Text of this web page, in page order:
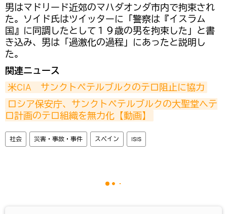
男はマドリード近郊のマハダオンダ市内で拘束され
た。ソイド氏はツイッターに「警察は『イスラム
国』に同調したとして１９歳の男を拘束した」と書
き込み、男は「過激化の過程」にあったと説明し
た。
関連ニュース
米CIA　サンクトペテルブルクのテロ阻止に協力
ロシア保安庁、サンクトペテルブルクの大聖堂へテ
ロ計画のテロ組織を無力化【動画】
社会 災害・事故・事件 スペイン ISIS